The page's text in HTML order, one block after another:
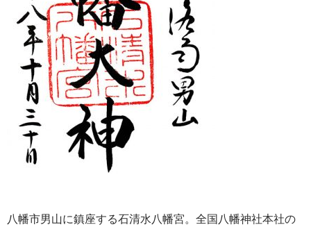
八幡市男山に鎮座する石清水八幡宮。全国八幡神社本社の